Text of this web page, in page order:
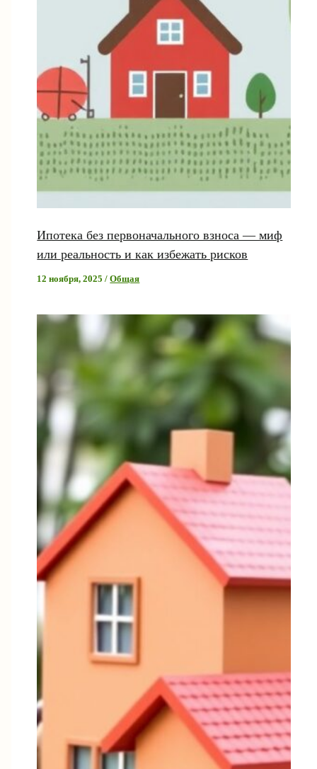
Ипотека без первоначального взноса — миф
или реальность и как избежать рисков
12 ноября, 2025/Общая